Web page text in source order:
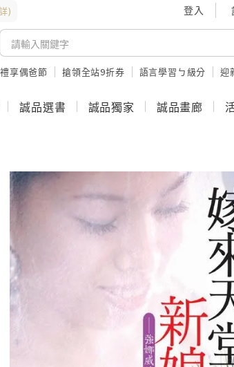
) 登入
禮享偶爸節 搶領全站9折券 語言學習ㄅ級分 迎
誠品選書 誠品獨家 誠品畫廊